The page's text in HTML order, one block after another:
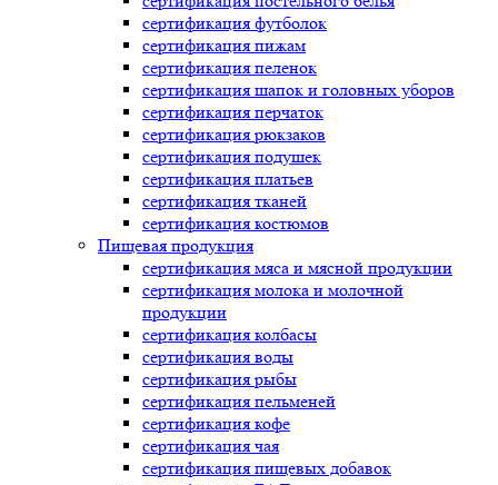
сертификация футболок
сертификация пижам
сертификация пеленок
сертификация шапок и головных уборов
сертификация перчаток
сертификация рюкзаков
сертификация подушек
сертификация платьев
сертификация тканей
сертификация костюмов
Пищевая продукция
сертификация мяса и мясной продукции
сертификация молока и молочной
продукции
сертификация колбасы
сертификация воды
сертификация рыбы
сертификация пельменей
сертификация кофе
сертификация чая
сертификация пищевых добавок